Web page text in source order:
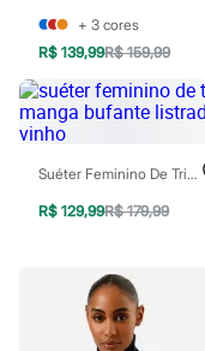
Calcinhas
Cintas e Modeladores
Pijamas
Sutiãs e Tops
Moda praia
Maiôs
Saídas de praia
Personagens
Blusas e Camisetas
Casacos e Jaquetas
+ 3 cores
R$ 139,99R$ 159,99
Suéter Feminino De Tricot Manga Bufante Listrado Vinho
R$ 129,99R$ 179,99